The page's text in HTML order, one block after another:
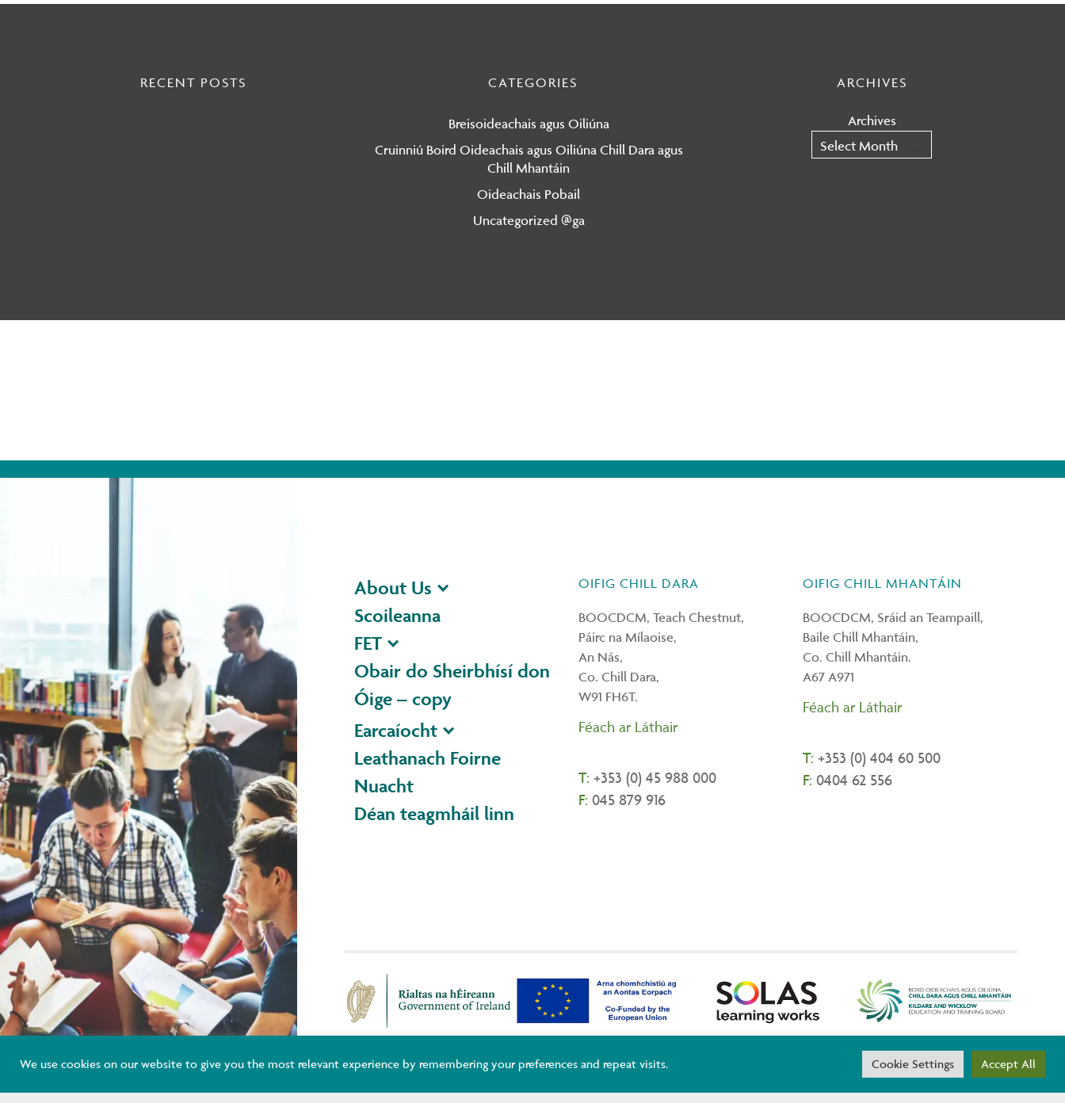
RECENT POSTS CATEGORIES
Breisoideachais agus Oiliúna
Cruinniú Boird Oideachais agus Oiliúna Chill Dara agus
Chill Mhantáin
Oideachais Pobail
Uncategorized @ga
ARCHIVES
Archives
About Us
Scoileanna
FET
Obair do Sheirbhísí don
Óige – copy
Earcaíocht
Leathanach Foirne
Nuacht
Déan teagmháil linn
OIFIG CHILL DARA
BOOCDCM, Teach Chestnut,
Páirc na Mílaoise,
An Nás,
Co. Chill Dara,
W91 FH6T.
Féach ar Láthair
T: +353 (0) 45 988 000
F: 045 879 916
OIFIG CHILL MHANTÁIN
BOOCDCM, Sráid an Teampaill,
Baile Chill Mhantáin,
Co. Chill Mhantáin.
A67 A971
Féach ar Láthair
T: +353 (0) 404 60 500
F: 0404 62 556
Kildare and Wicklow ETB Training Services, Adult Basic Education and Youthreach are co-funded by the Government of Ireland and the
European Union.
We use cookies on our website to give you the most relevant experience by remembering your preferences and repeat visits. Cookie Settings Accept All